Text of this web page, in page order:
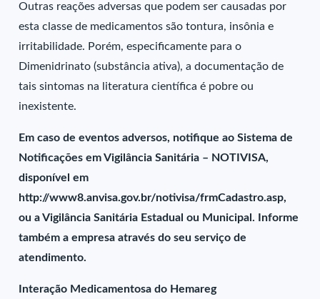
Outras reações adversas que podem ser causadas por
esta classe de medicamentos são tontura, insônia e
irritabilidade. Porém, especificamente para o
Dimenidrinato (substância ativa), a documentação de
tais sintomas na literatura científica é pobre ou
inexistente.
Em caso de eventos adversos, notifique ao Sistema de
Notificações em Vigilância Sanitária – NOTIVISA,
disponível em
http://www8.anvisa.gov.br/notivisa/frmCadastro.asp,
ou a Vigilância Sanitária Estadual ou Municipal. Informe
também a empresa através do seu serviço de
atendimento.
Interação Medicamentosa do Hemareg